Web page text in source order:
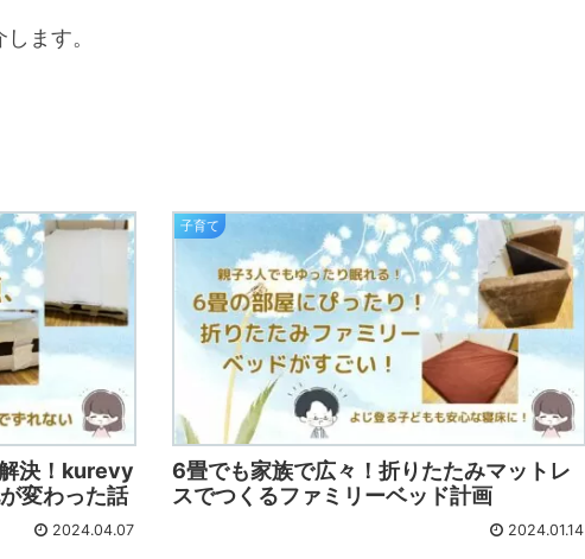
ます。
決！kurevy
変わった話
2024.04.07
子育て
6畳でも家族で広々！折りたたみマットレ
スでつくるファミリーベッド計画
2024.01.14